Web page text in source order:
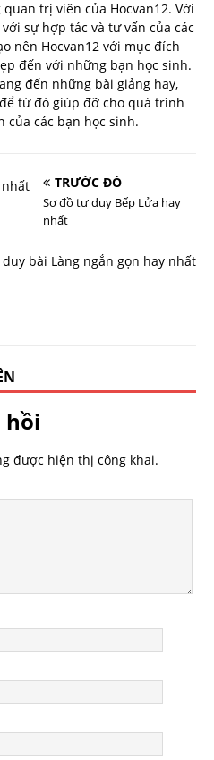
trị viên của Hocvan12. Với
sự hợp tác và tư vấn của các
nên Hocvan12 với mục đích
đến với những bạn học sinh.
đến những bài giảng hay,
từ đó giúp đỡ cho quá trình
của các bạn học sinh.
TRƯỚC ĐÓ
Sơ đồ tư duy Bếp Lửa hay
nhất
hồi
được hiện thị công khai.